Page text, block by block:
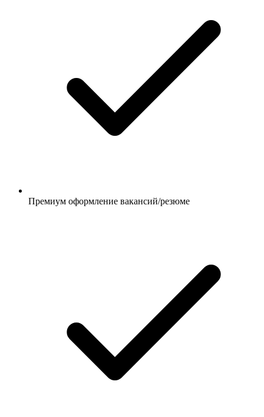
Премиум оформление вакансий/резюме